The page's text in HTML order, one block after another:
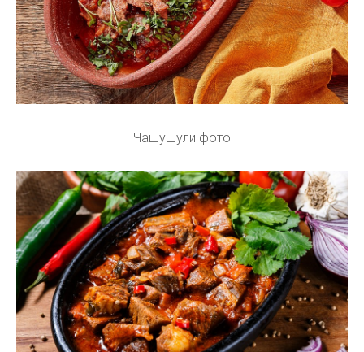
Чашушули фото